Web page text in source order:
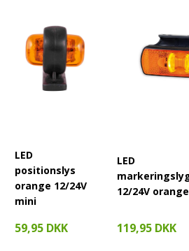
sende elektromagnetisk støj der
telematiksystemer på maskinen. CISPR
strengeste standarder og garanterer at
interferens — uanset hvor tæt den sidder
modtagere.
Er denne lampe lovlig til
brug på offentlig vej i hele EU. Du
LED
positionslys
orange 12/24V
mini
59,95 DKK
LED
12/24V orange
119,95 DKK